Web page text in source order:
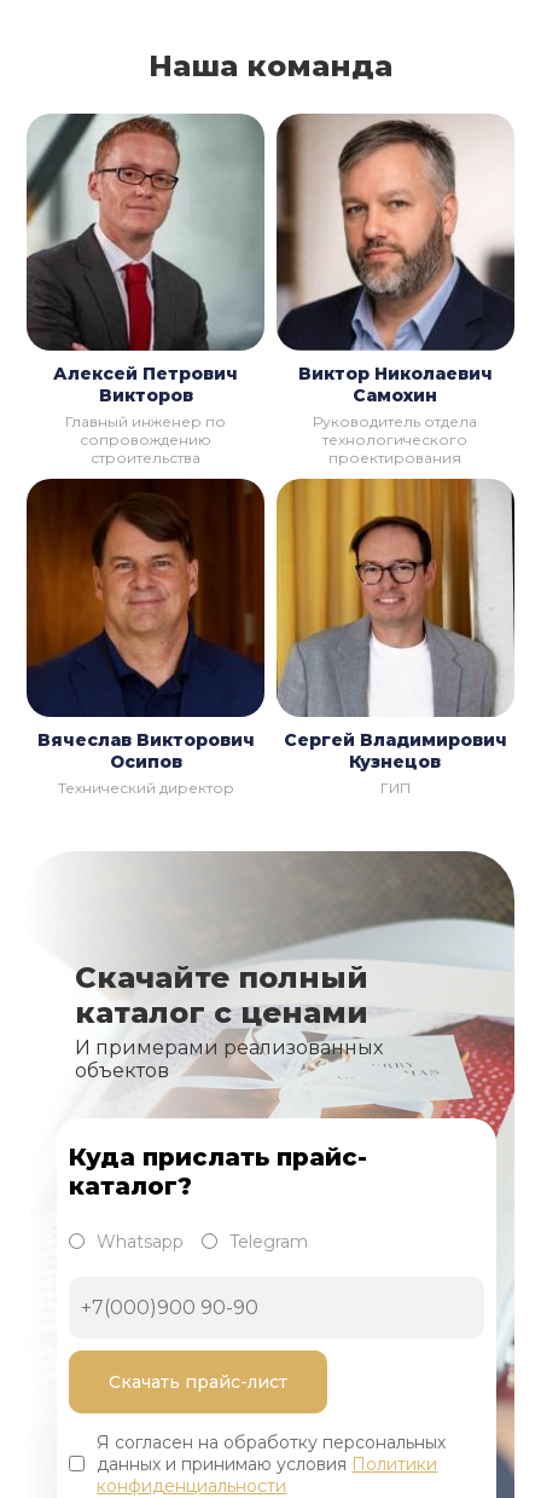
Наша команда
Алексей Петрович
Викторов
Главный инженер по
сопровождению
строительства
Виктор Николаевич
Самохин
Руководитель отдела
технологического
проектирования
Вячеслав Викторович
Осипов
Технический директор
Сергей Владимирович
Кузнецов
ГИП
Скачайте полный
каталог с ценами
И примерами реализованных
объектов
Куда прислать прайс-
каталог?
Whatsapp Telegram
Я согласен на обработку персональных
данных и принимаю условия Политики
конфиденциальности